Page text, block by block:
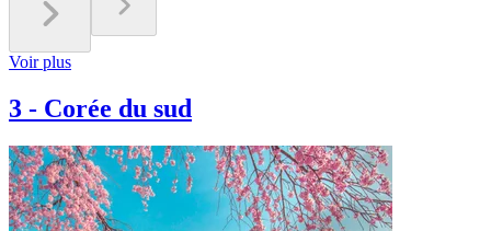
Voir plus
3 - Corée du sud